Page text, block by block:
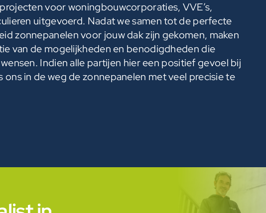
voor woningbouwcorporaties, VVE’s,
uitgevoerd. Nadat we samen tot de perfecte
zonnepanelen voor jouw dak zijn gekomen, maken
van de mogelijkheden en benodigdheden die
Indien alle partijen hier een positief gevoel bij
ons in de weg de zonnepanelen met veel precisie te